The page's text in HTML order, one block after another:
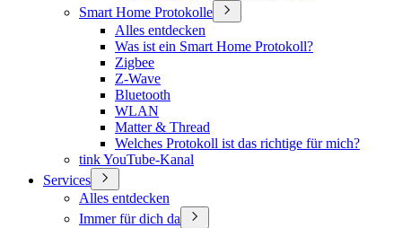
Smart Home Protokolle
Alles entdecken
Was ist ein Smart Home Protokoll?
Zigbee
Z-Wave
Bluetooth
WLAN
Matter & Thread
Welches Protokoll ist das richtige für mich?
tink YouTube-Kanal
Services
Alles entdecken
Immer für dich da